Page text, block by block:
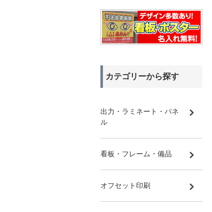
カテゴリーから探す
出力・ラミネート・パネ
ル
看板・フレーム・備品
オフセット印刷